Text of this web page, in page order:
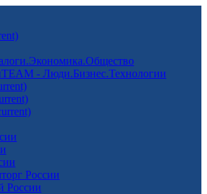
- Люди.Бизнес.Технологии
России
России